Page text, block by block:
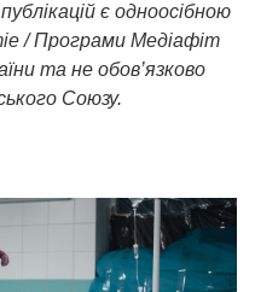
є одноосібною
/ Програми Медіафіт
та не обов’язково
Союзу.